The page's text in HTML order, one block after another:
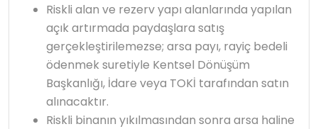
Riskli alan ve rezerv yapı alanlarında yapılan
açık artırmada paydaşlara satış
gerçekleştirilemezse; arsa payı, rayiç bedeli
ödenmek suretiyle Kentsel Dönüşüm
Başkanlığı, İdare veya TOKİ tarafından satın
alınacaktır.
Riskli binanın yıkılmasından sonra arsa haline